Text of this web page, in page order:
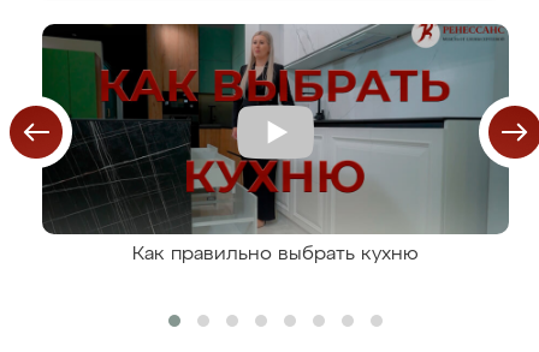
Как правильно выбрать кухню